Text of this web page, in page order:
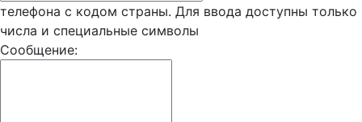
телефона с кодом страны. Для ввода доступны только
числа и специальные символы
Сообщение: